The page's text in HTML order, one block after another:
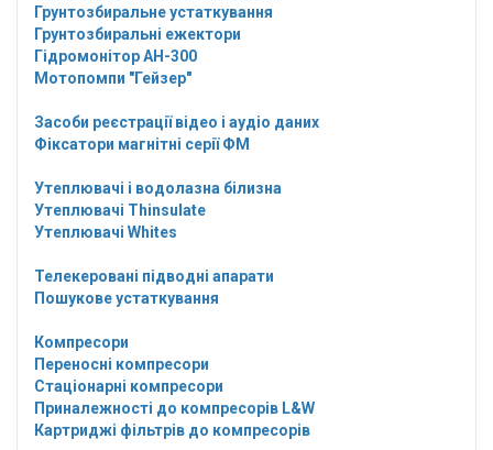
Грунтозбиральне устаткування
Грунтозбиральні ежектори
Гідромонітор АН-300
Мотопомпи "Гейзер"
Засоби реєстрації відео і аудіо даних
Фіксатори магнітні серії ФМ
Утеплювачі і водолазна білизна
Утеплювачі Thinsulate
Утеплювачі Whites
Телекеровані підводні апарати
Пошукове устаткування
Компресори
Переносні компресори
Стаціонарні компресори
Приналежності до компресорів L&W
Картриджі фільтрів до компресорів